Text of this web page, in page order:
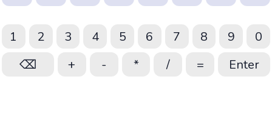
1 2 3 4 5 6 7 8 9
0
⌫
+ - * / = Enter